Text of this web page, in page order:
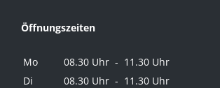
Öffnungszeiten
Mo
08.30 Uhr - 11.30 Uhr
Di
08.30 Uhr - 11.30 Uhr